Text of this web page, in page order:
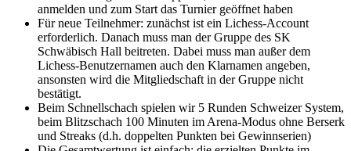
anmelden und zum Start das Turnier geöffnet haben
Für neue Teilnehmer: zunächst ist ein Lichess-Account
erforderlich. Danach muss man der Gruppe des SK
Schwäbisch Hall beitreten. Dabei muss man außer dem
Lichess-Benutzernamen auch den Klarnamen angeben,
ansonsten wird die Mitgliedschaft in der Gruppe nicht
bestätigt.
Beim Schnellschach spielen wir 5 Runden Schweizer System,
beim Blitzschach 100 Minuten im Arena-Modus ohne Berserk
und Streaks (d.h. doppelten Punkten bei Gewinnserien)